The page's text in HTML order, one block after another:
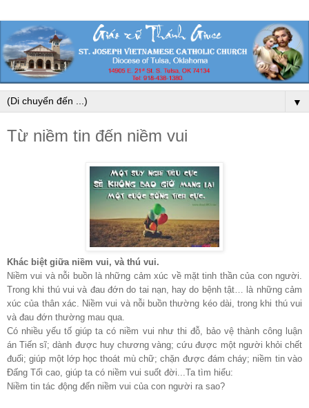
▼
Từ niềm tin đến niềm vui
Khác biệt giữa niềm vui, và thú vui.
Niềm vui và nỗi buồn là những cảm xúc về mặt tinh thần của con người.
Trong khi thú vui và đau đớn do tai nạn, hay do bệnh tật… là những cảm
xúc của thân xác. Niềm vui và nỗi buồn thường kéo dài, trong khi thú vui
và đau đớn thường mau qua.
Có nhiều yếu tố giúp ta có niềm vui như thi đỗ, bảo vệ thành công luận
án Tiến sĩ; dành được huy chương vàng; cứu được một người khỏi chết
đuối; giúp một lớp học thoát mù chữ; chặn được đám cháy; niềm tin vào
Đấng Tối cao, giúp ta có niềm vui suốt đời...Ta tìm hiểu:
Niềm tin tác động đến niềm vui của con người ra sao?